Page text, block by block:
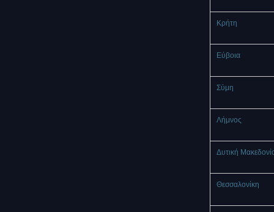
Κρήτη
Εύβοια
Σύμη
Λήμνος
Δυτική
Θεσσαλονίκη